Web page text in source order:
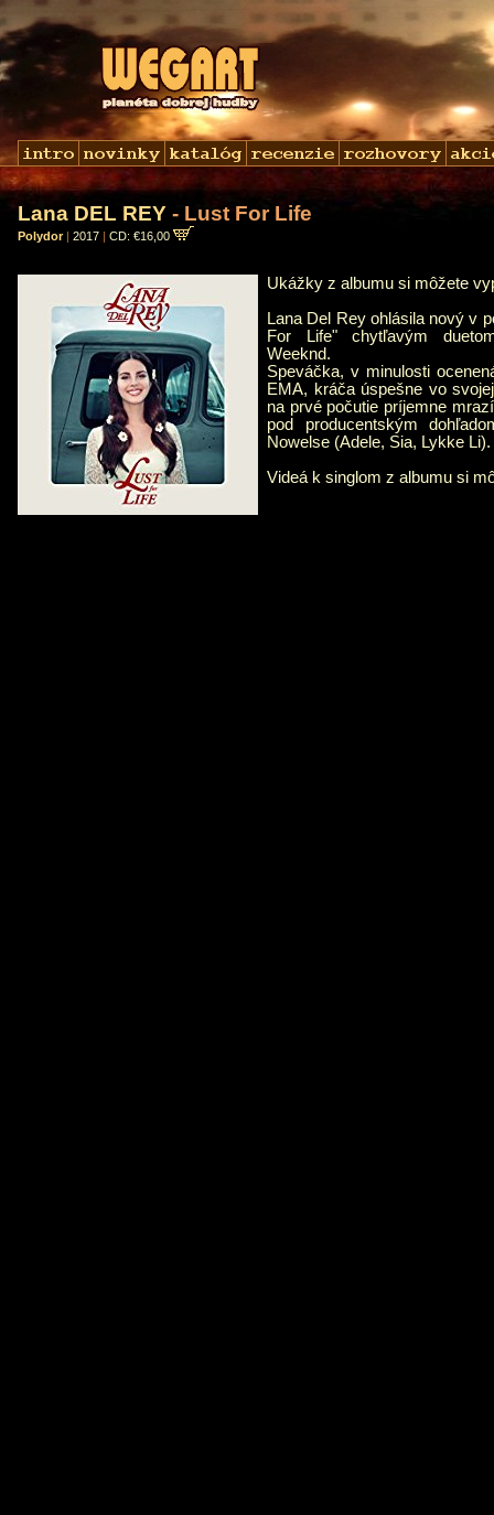
Lana DEL REY - Lust For Life
Polydor | 2017 | CD: €16,00
Ukážky z albumu si môžete
Lana Del Rey ohlásila nový v
For Life" chytľavým
Weeknd.
Speváčka, v minulosti
EMA, kráča úspešne vo
na prvé počutie príjemne
pod producentským
Nowelse (Adele, Sia, Lykke Li).
Videá k singlom z albumu si